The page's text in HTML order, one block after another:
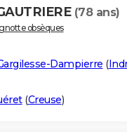
(78 ans)
obsèques
Dampierre (
(Creuse)